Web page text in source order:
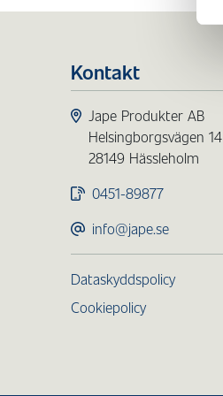
Kontakt
Jape Produkter AB
Helsingborgsvägen 14
28149 Hässleholm
0451-89877
info@jape.se
Dataskyddspolicy
Cookiepolicy